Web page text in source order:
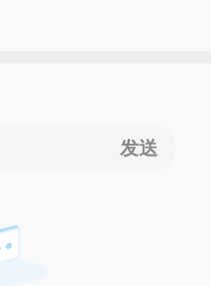
发送